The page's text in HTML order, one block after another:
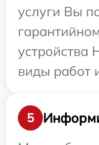
услуги Вы
устройства
виды работ
5